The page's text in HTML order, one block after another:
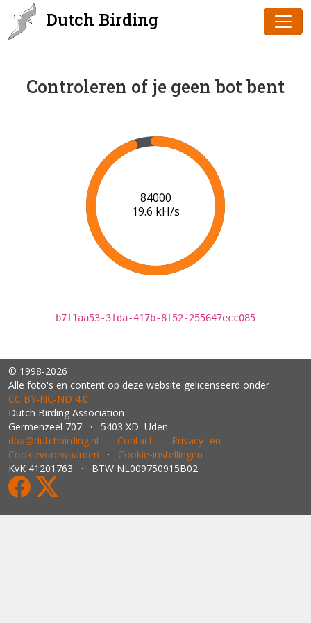
Dutch Birding
Controleren of je geen bot bent
86000
19.7 kH/s
b7f1aa53-3fda-417b-8f52-255647ecc085
© 1998-2026
Alle foto's en content op deze website gelicenseerd onder
CC BY‑NC‑ND 4.0
Dutch Birding Association
Germenzeel 707 · 5403 XD Uden
dba@dutchbirding.nl · Contact · Privacy- en
Cookievoorwaarden · Cookie-instellingen
KvK 41201763 · BTW NL009750915B02